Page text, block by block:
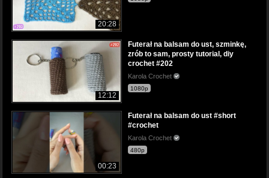
20:28
12:12
Futerał na balsam do ust, szminkę,
zrób to sam, prosty tutorial, diy
crochet #202
Karola Crochet
1080p
00:23
Futerał na balsam do ust #short
#crochet
Karola Crochet
480p